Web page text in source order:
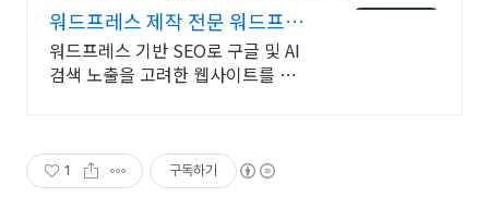
워드프레스 제작 전문 워드프레
스 B2B 홈페이지
워드프레스 기반 SEO로 구글 및 AI
검색 노출을 고려한 웹사이트를 만
1 구독하기